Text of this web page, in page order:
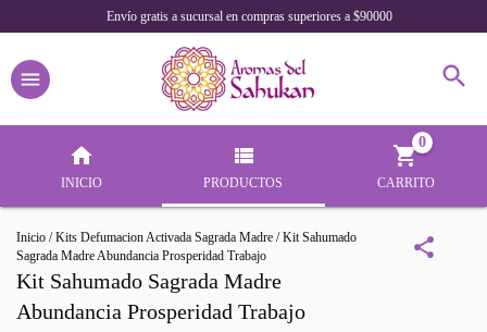
Envío gratis a sucursal en compras superiores a $90000
INICIO PRODUCTOS CARRITO
0
Inicio / Kits Defumacion Activada Sagrada Madre / Kit Sahumado
Sagrada Madre Abundancia Prosperidad Trabajo
Kit Sahumado Sagrada Madre
Abundancia Prosperidad Trabajo